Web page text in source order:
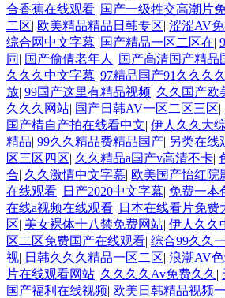
合香蕉在线观看| 国产一级牲交高潮片
二区| 欧美精品精品日韩专区| 涩涩AV
综合网中文字幕| 国产精品一区二区在|
同 | 国产偷倩老年人 | 国产高清国产精品
久久久中文字幕| 97精品国产91久久久久
放| 99国产这里有精品视频| 久久国产欧
久久久网站| 国产日韩AV一区二区三区|
国产棈自产拍在线看中文| 伊人久久大
精品| 99久久精品费精品国产| 另类在线
区三区四区| 久久精品a国产v高清不卡|
合| 久久激情中文字幕| 欧美国产怡红院
在线观看| 日产2020中文字幕| 免费一本
在线a视频在线观看| 日本在线看片免费
区| 美女裸体十八禁免费网站| 伊人久久
区二区免费国产在线观看| 综合99久久
视| 日韩久久久精品一区二区| 浪潮AV
片在线观看网站| 久久久久Av免费久久 |
国产福利在线视频| 欧美日韩精品视频